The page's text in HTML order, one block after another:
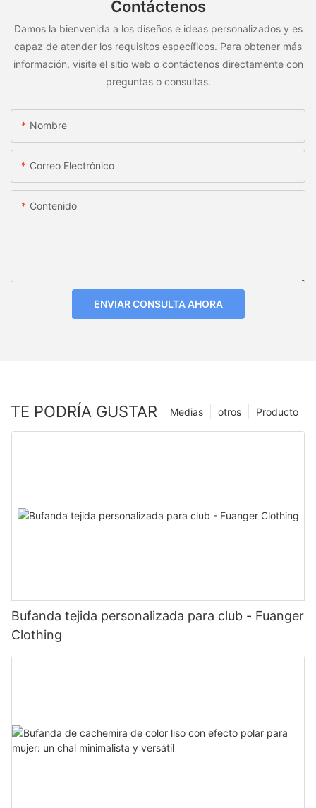
Contáctenos
Damos la bienvenida a los diseños e ideas personalizados y es
capaz de atender los requisitos específicos. Para obtener más
información, visite el sitio web o contáctenos directamente con
preguntas o consultas.
Nombre
Correo Electrónico
Contenido
ENVIAR CONSULTA AHORA
TE PODRÍA GUSTAR Producto
otros
Medias
Bufanda tejida personalizada para club - Fuanger
Clothing